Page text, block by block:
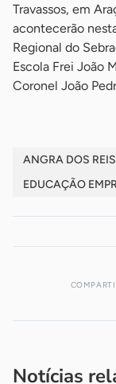
Travassos, em
acontecerão
Regional do
Escola Frei João
Coronel João
ANGRA DOS REIS
EDUCAÇÃO
Notícias